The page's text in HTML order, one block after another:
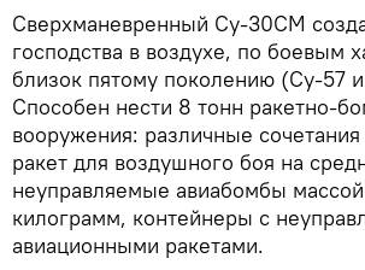
Сверхманевренный Су-30СМ
господства в воздухе, по боевым
близок пятому поколению (Су-57
Способен нести 8 тонн ракетно-
вооружения: различные
ракет для воздушного боя на
неуправляемые авиабомбы
килограмм, контейнеры с
авиационными ракетами.